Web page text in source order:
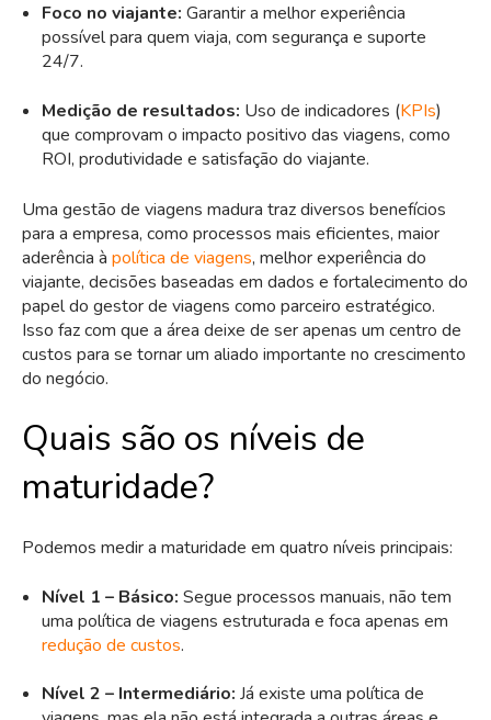
Foco no viajante: Garantir a melhor experiência
possível para quem viaja, com segurança e suporte
24/7.
Medição de resultados: Uso de indicadores (KPIs)
que comprovam o impacto positivo das viagens, como
ROI, produtividade e satisfação do viajante.
Uma gestão de viagens madura traz diversos benefícios
para a empresa, como processos mais eficientes, maior
aderência à política de viagens, melhor experiência do
viajante, decisões baseadas em dados e fortalecimento do
papel do gestor de viagens como parceiro estratégico.
Isso faz com que a área deixe de ser apenas um centro de
custos para se tornar um aliado importante no crescimento
do negócio.
Quais são os níveis de
maturidade?
Podemos medir a maturidade em quatro níveis principais:
Nível 1 – Básico: Segue processos manuais, não tem
uma política de viagens estruturada e foca apenas em
redução de custos.
Nível 2 – Intermediário: Já existe uma política de